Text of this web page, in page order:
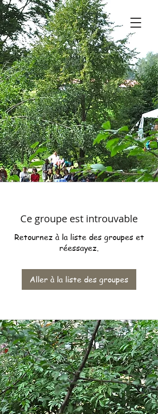
Ce groupe est introuvable
Retournez à la liste des groupes et
réessayez.
Aller à la liste des groupes